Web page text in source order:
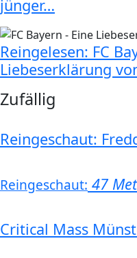
jünger…
Reingelesen: FC
Liebeserklärung
Zufällig
Reingeschaut:
Reingeschaut: 47
Critical Mass